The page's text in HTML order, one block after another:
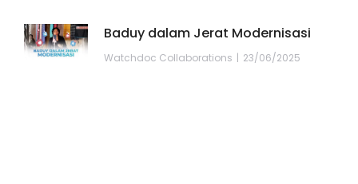
Baduy dalam Jerat Modernisasi
Watchdoc Collaborations 23/06/2025